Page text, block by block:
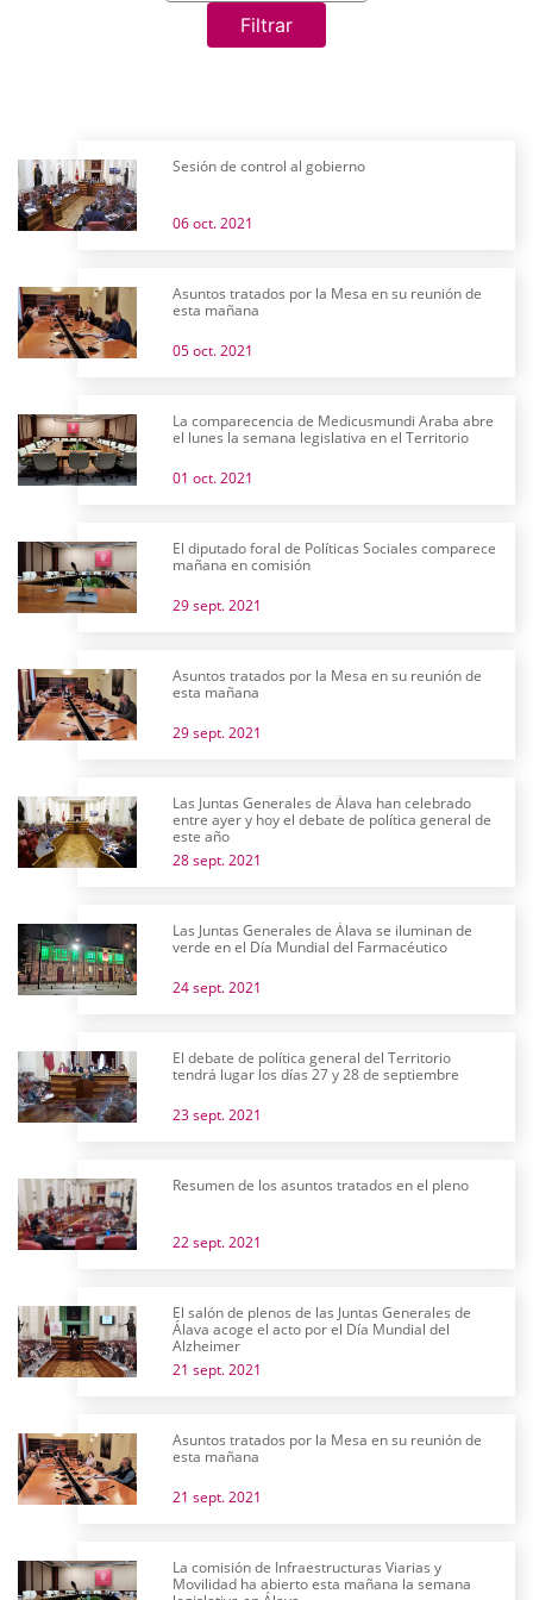
Filtrar
Sesión de control al gobierno
06 oct. 2021
Asuntos tratados por la Mesa en su reunión de
esta mañana
05 oct. 2021
La comparecencia de Medicusmundi Araba abre
el lunes la semana legislativa en el Territorio
01 oct. 2021
El diputado foral de Políticas Sociales comparece
mañana en comisión
29 sept. 2021
Asuntos tratados por la Mesa en su reunión de
esta mañana
29 sept. 2021
Las Juntas Generales de Álava han celebrado
entre ayer y hoy el debate de política general de
este año
28 sept. 2021
Las Juntas Generales de Álava se iluminan de
verde en el Día Mundial del Farmacéutico
24 sept. 2021
El debate de política general del Territorio
tendrá lugar los días 27 y 28 de septiembre
23 sept. 2021
Resumen de los asuntos tratados en el pleno
22 sept. 2021
El salón de plenos de las Juntas Generales de
Álava acoge el acto por el Día Mundial del
Alzheimer
21 sept. 2021
Asuntos tratados por la Mesa en su reunión de
esta mañana
21 sept. 2021
La comisión de Infraestructuras Viarias y
Movilidad ha abierto esta mañana la semana